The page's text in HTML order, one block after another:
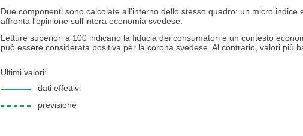
Due componenti sono calcolate all'interno dello stesso quadro: un micro
affronta l'opinione sull'intera economia svedese.
Letture superiori a 100 indicano la fiducia dei consumatori e un contesto
può essere considerata positiva per la corona svedese. Al contrario, valori più
Ultimi valori:
dati effettivi
previsione